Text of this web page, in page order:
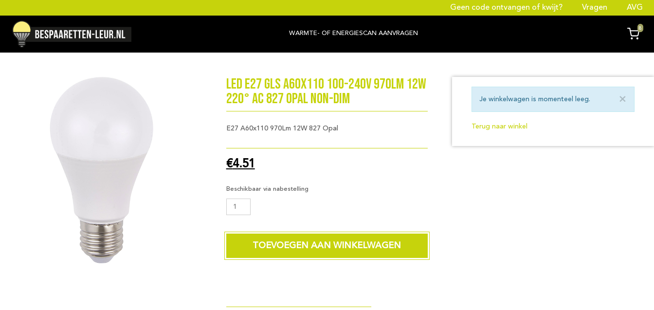
Geen code ontvangen of kwijt? Vragen AVG
WARMTE- OF ENERGIESCAN AANVRAGEN
8
LED E27 GLS A60x110 100-240V 970Lm 12W
220° AC 827 Opal Non-Dim
E27 A60x110 970Lm 12W 827 Opal
€4.51
Beschikbaar via nabestelling
LED
A60x110
970Lm
TOEVOEGEN AAN WINKELWAGEN
×
Je winkelwagen is momenteel leeg.
Terug naar winkel